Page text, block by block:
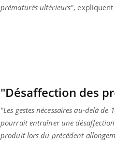
prématurés ultérieurs", expliquent
"Désaffection des
"Les gestes nécessaires au-delà
pourrait entraîner une désaffection
produit lors du précédent
Chikungunya, dengue,
West Nile : que se passe-